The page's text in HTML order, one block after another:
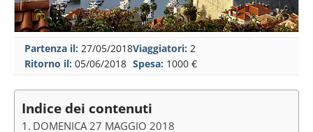
Partenza il: 27/05/2018
Ritorno il: 05/06/2018
Viaggiatori: 2
Spesa: 1000 €
Indice dei contenuti
DOMENICA 27 MAGGIO 2018